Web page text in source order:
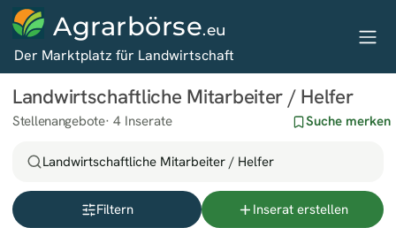
Agrarbörse.eu
Der Marktplatz für Landwirtschaft
Landwirtschaftliche Mitarbeiter / Helfer
Stellenangebote 4 Inserate Suche merken
Landwirtschaftliche Mitarbeiter / Helfer
Filtern Inserat erstellen